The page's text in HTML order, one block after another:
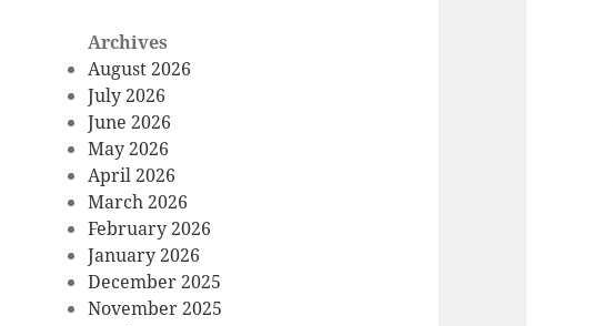
Archives
August 2026
July 2026
June 2026
May 2026
April 2026
March 2026
February 2026
January 2026
December 2025
November 2025